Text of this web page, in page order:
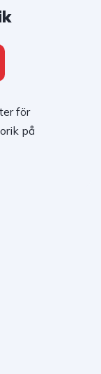
för
på